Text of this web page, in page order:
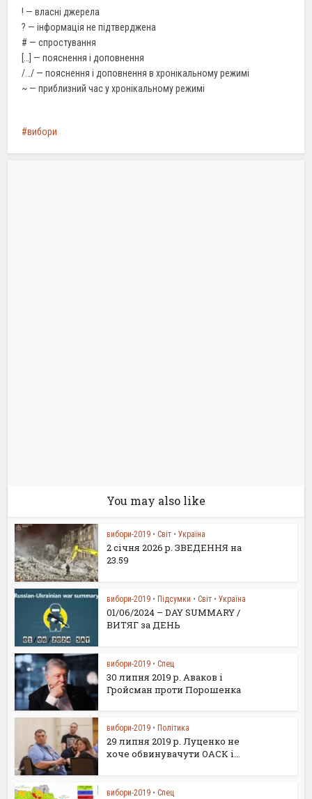
! — власні джерела
? — інформація не підтверджена
# — спростування
[…] — пояснення і доповнення
/…/ — пояснення і доповнення в хронікальному режимі
~ — приблизний час у хронікальному режимі
вибори
You may also like
вибори-2019 • Світ • Україна
2 січня 2026 р. ЗВЕДЕННЯ на
23.59
вибори-2019 • Підсумки • Світ • Україна
01/06/2024 – DAY SUMMARY /
ВИТЯГ за ДЕНЬ
вибори-2019 • Спец
30 липня 2019 р. Аваков і
Гройсман проти Порошенка
вибори-2019 • Політика
29 липня 2019 р. Луценко не
хоче обвинувачути ОАСК і...
вибори-2019 • Спец